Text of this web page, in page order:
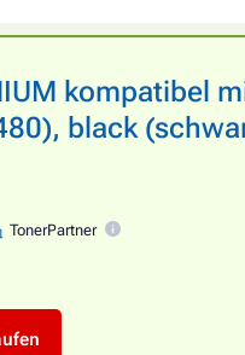
kompatibel
black
TonerPartner